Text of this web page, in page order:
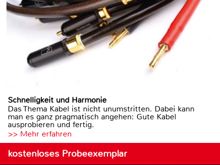
Schnelligkeit und Harmonie
Das Thema Kabel ist nicht unumstritten. Dabei kann
man es ganz pragmatisch angehen: Gute Kabel
ausprobieren und fertig.
>> Mehr erfahren
kostenloses Probeexemplar